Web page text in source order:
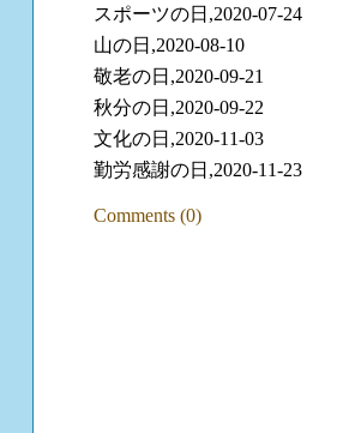
スポーツの日,2020-07-24
山の日,2020-08-10
敬老の日,2020-09-21
秋分の日,2020-09-22
文化の日,2020-11-03
勤労感謝の日,2020-11-23
Comments (0)